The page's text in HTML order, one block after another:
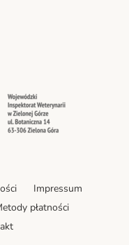
Security
Impressum
płatności